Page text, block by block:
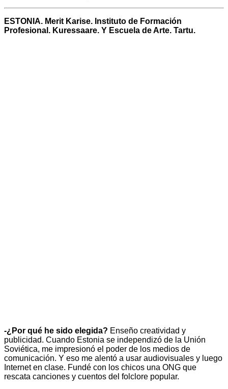
ESTONIA. Merit Karise. Instituto de Formación
Profesional. Kuressaare. Y Escuela de Arte. Tartu.
-¿Por qué he sido elegida? Enseño creatividad y
publicidad. Cuando Estonia se independizó de la Unión
Soviética, me impresionó el poder de los medios de
comunicación. Y eso me alentó a usar audiovisuales y luego
Internet en clase. Fundé con los chicos una ONG que
rescata canciones y cuentos del folclore popular.